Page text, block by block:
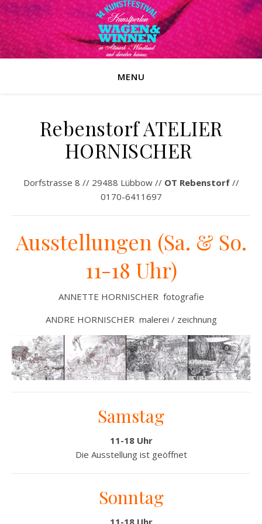
MENU
Rebenstorf ATELIER
HORNISCHER
Dorfstrasse 8 // 29488 Lübbow // OT Rebenstorf//
0170-6411697
Ausstellungen (Sa. & So.
11-18 Uhr)
ANNETTE HORNISCHER fotografie
ANDRE HORNISCHER malerei / zeichnung
Samstag
11-18 Uhr
Die Ausstellung ist geöffnet
Sonntag
11-18 Uhr